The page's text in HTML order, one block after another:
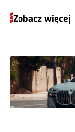
Zobacz więcej